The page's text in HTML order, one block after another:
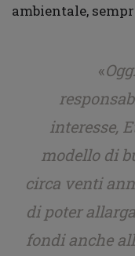
ambientale,
«
interesse,
modello di
circa venti
di poter
fondi anche